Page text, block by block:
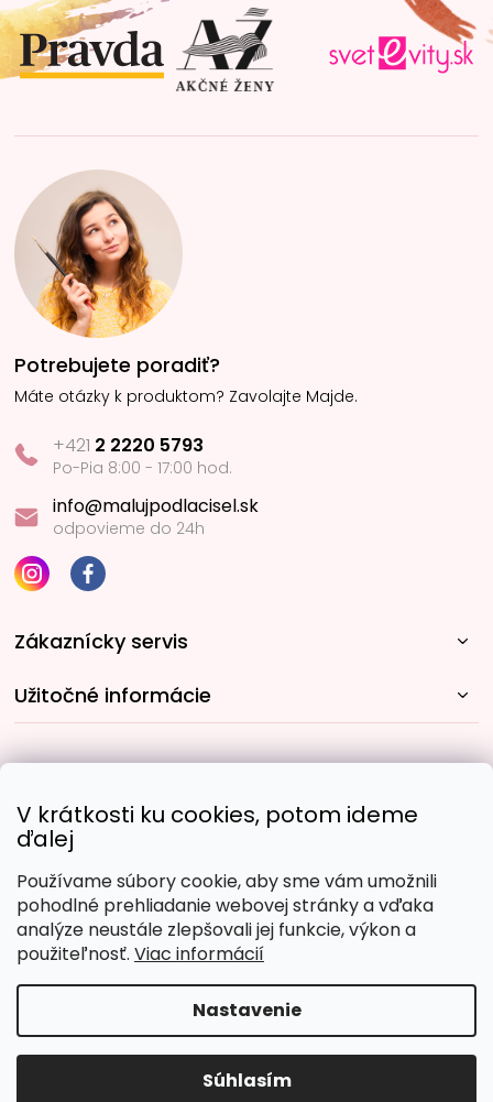
V krátkosti ku cookies, potom ideme
ďalej
Používame súbory cookie, aby sme vám umožnili
pohodlné prehliadanie webovej stránky a vďaka
analýze neustále zlepšovali jej funkcie, výkon a
použiteľnosť. Viac informácií
Nastavenie
Súhlasím
t
i
e
Potrebujete poradiť?
Máte otázky k produktom? Zavolajte Majde.
+421 2 2220 5793
Po-Pia 8:00 - 17:00 hod.
info@malujpodlacisel.sk
odpovieme do 24h
Zákaznícky servis
Užitočné informácie
Obľúbené spôsoby platby:
Copyright 2026Malujpodlacisel.sk. Všetky práva
vyhradené.Upraviť nastavenie cookies